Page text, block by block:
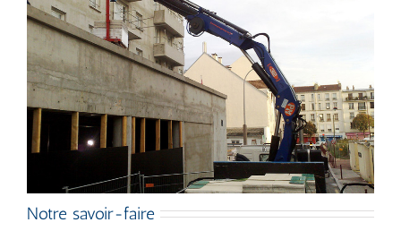
Notre savoir-faire